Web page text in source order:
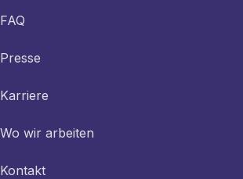
FAQ
Presse
Karriere
Wo wir arbeiten
Kontakt